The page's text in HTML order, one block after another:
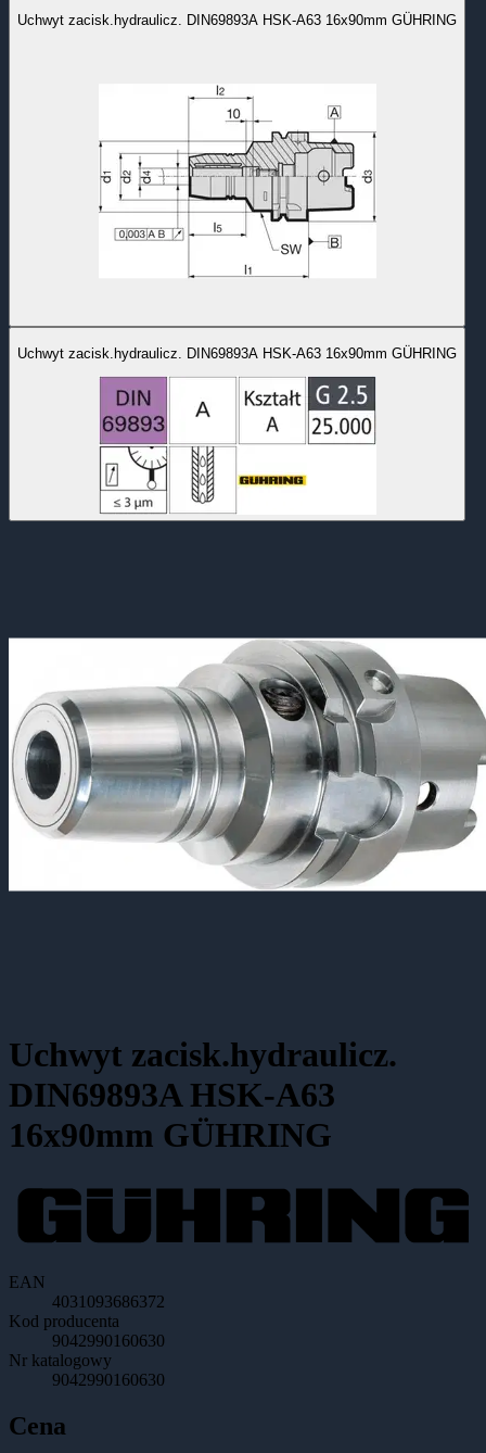
Uchwyt zacisk.hydraulicz. DIN69893A HSK-A63 16x90mm GÜHRING
Uchwyt zacisk.hydraulicz. DIN69893A HSK-A63 16x90mm GÜHRING
Uchwyt zacisk.hydraulicz.
DIN69893A HSK-A63
16x90mm GÜHRING
EAN
4031093686372
Kod producenta
9042990160630
Nr katalogowy
9042990160630
Cena